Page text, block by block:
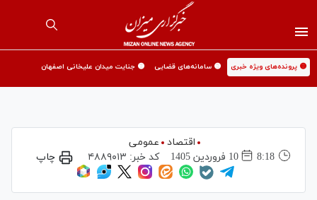
🟡 پرونده‌های ویژه خبری 🟡 سامانه‌های قضایی 🟡 جنایت میدان علیخانی اصفهان
اقتصاد
عمومی
8:18
10 فروردين 1405 کد خبر: ۴۸۸۹۰۱۳ چاپ